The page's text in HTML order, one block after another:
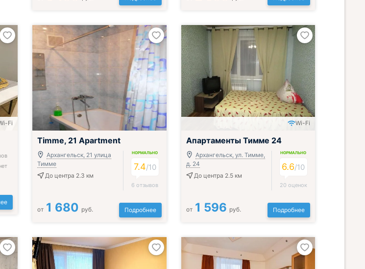
Fi
Timme, 21 Apartment
Архангельск, 21 улица
Тимме
До центра 2.3 км
НОРМАЛЬНО
7.4/10
6 отзывов
от 1 680 руб. Подробнее
Wi-Fi
Апартаменты Тимме 24
Архангельск, ул. Тимме,
д. 24
До центра 2.5 км
НОРМАЛЬНО
6.6/10
20 оценок
от 1 596 руб. Подробнее